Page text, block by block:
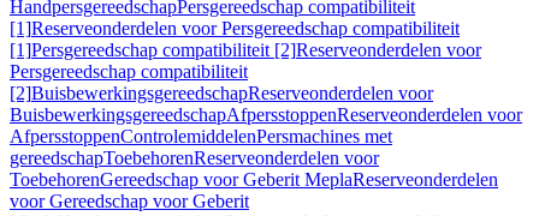
HandpersgereedschapPersgereedschap compatibiliteit
[1]Reserveonderdelen voor Persgereedschap compatibiliteit
[1]Persgereedschap compatibiliteit [2]Reserveonderdelen voor
Persgereedschap compatibiliteit
[2]BuisbewerkingsgereedschapReserveonderdelen voor
BuisbewerkingsgereedschapAfpersstoppenReserveonderdelen voor
AfpersstoppenControlemiddelenPersmachines met
gereedschapToebehorenReserveonderdelen voor
ToebehorenGereedschap voor Geberit MeplaReserveonderdelen
voor Gereedschap voor Geberit